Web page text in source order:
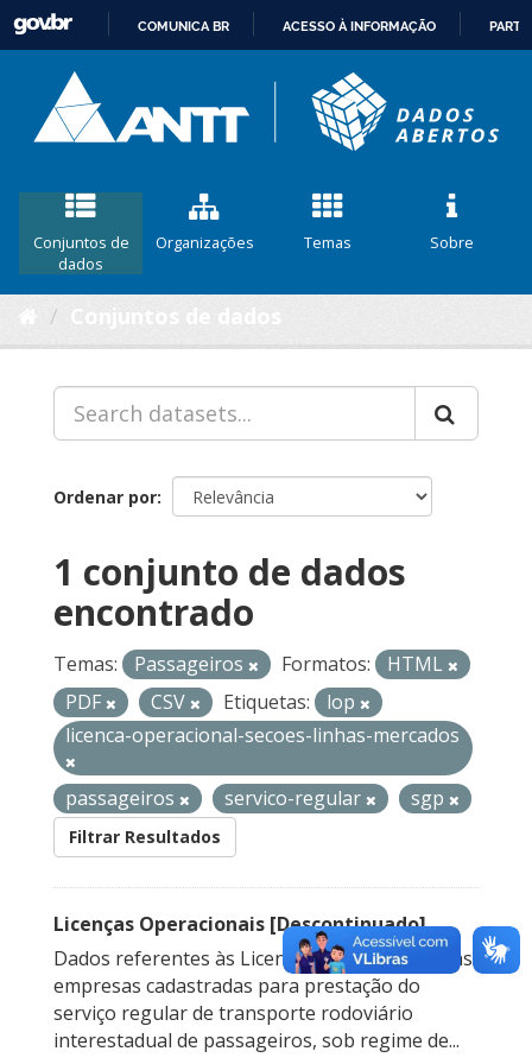
CONTEÚDO
COMUNICA BR ACESSO À INFORMAÇÃO
Conjuntos de
dados
Organizações Temas Sobre
Ordenar por
1 conjunto de dados
encontrado
Temas: Passageiros Formatos:
HTML
PDF
CSV Etiquetas:
lop
licenca-operacional-secoes-linhas-mercados
passageiros servico-regular sgp
Filtrar Resultados
Licenças Operacionais [Descontinuado]
Dados referentes às Licenças Operacionais das
empresas cadastradas para prestação do
serviço regular de transporte rodoviário
interestadual de passageiros, sob regime de...